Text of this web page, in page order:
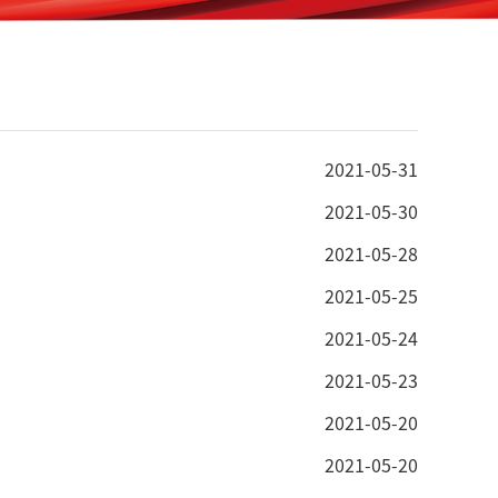
2021-05-31
2021-05-30
2021-05-28
2021-05-25
2021-05-24
2021-05-23
2021-05-20
2021-05-20